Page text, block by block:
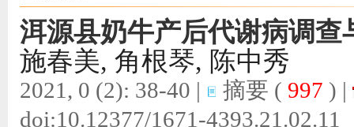
洱源县奶牛产后代谢病调查
施春美, 角根琴, 陈中秀
2021, 0 (2): 38-40 | 摘要 ( 997 ) |
doi:10.12377/1671-4393.21.02.11